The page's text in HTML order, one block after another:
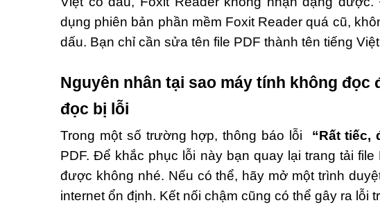
dụng phiên bản phần mềm Foxit Reader quá cũ,
dấu. Bạn chỉ cần sửa tên file PDF thành tên tiếng
Nguyên nhân tại sao máy tính không đọc
đọc bị lỗi
Trong một số trường hợp, thông báo lỗi “Rất tiếc,
PDF. Để khắc phục lỗi này bạn quay lại trang tải
được không nhé. Nếu có thể, hãy mở một trình
internet ổn định. Kết nối chậm cũng có thể gây ra lỗi